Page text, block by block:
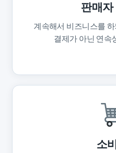
판매자
계속해서 비즈니스를
결제가 아닌 연속
소